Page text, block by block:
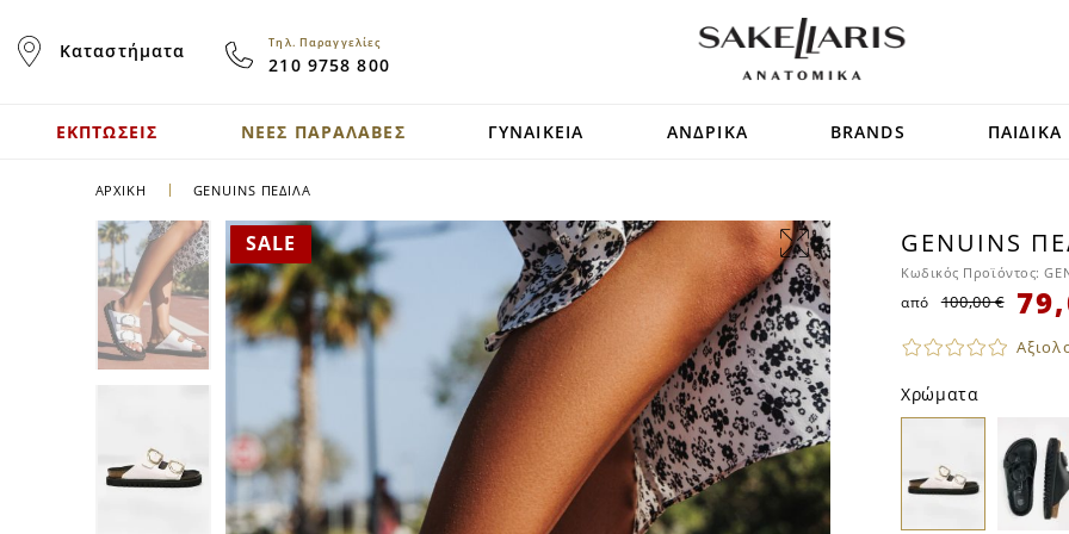
ContentΚαταστήματα Τηλ. Παραγγελίες
210 9758 800
ΕΚΠΤΩΣΕΙΣ ΝΕΕΣ ΠΑΡΑΛΑΒΕΣ ΓΥΝΑΙΚΕΙΑ ΑΝΔΡΙΚΑ BRANDS ΠΑΙΔΙΚΑ
ΑΡΧΙΚΉ GENUINS ΠΈΔΙΛΑ
SALE SALEGENUINS
Κωδικός Προϊόντος:
από 100,00 €
Χρώματα